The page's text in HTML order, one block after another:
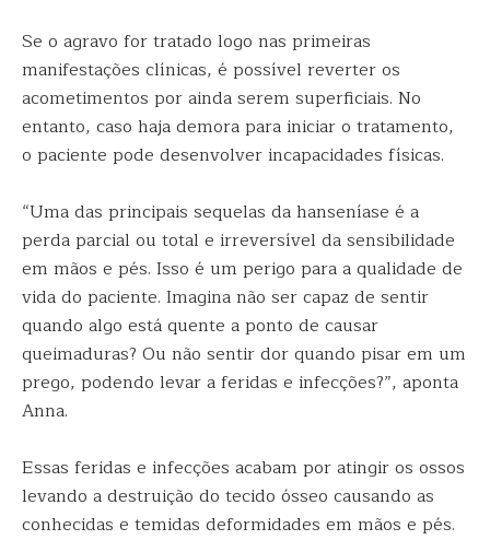
Se o agravo for tratado logo nas primeiras
manifestações clínicas, é possível reverter os
acometimentos por ainda serem superficiais. No
entanto, caso haja demora para iniciar o tratamento,
o paciente pode desenvolver incapacidades físicas.
“Uma das principais sequelas da hanseníase é a
perda parcial ou total e irreversível da sensibilidade
em mãos e pés. Isso é um perigo para a qualidade de
vida do paciente. Imagina não ser capaz de sentir
quando algo está quente a ponto de causar
queimaduras? Ou não sentir dor quando pisar em um
prego, podendo levar a feridas e infecções?”, aponta
Anna.
Essas feridas e infecções acabam por atingir os ossos
levando a destruição do tecido ósseo causando as
conhecidas e temidas deformidades em mãos e pés.